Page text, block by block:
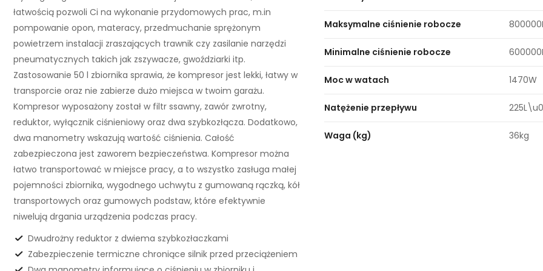
łatwością pozwoli Ci na wykonanie przydomowych prac, m.in
pompowanie opon, materacy, przedmuchanie sprężonym
powietrzem instalacji zraszających trawnik czy zasilanie narzędzi
pneumatycznych takich jak zszywacze, gwoździarki itp.
Zastosowanie 50 l zbiornika sprawia, że kompresor jest lekki, łatwy w
transporcie oraz nie zabierze dużo miejsca w twoim garażu.
Kompresor wyposażony został w filtr ssawny, zawór zwrotny,
reduktor, wyłącznik ciśnieniowy oraz dwa szybkozłącza. Dodatkowo,
dwa manometry wskazują wartość ciśnienia. Całość
zabezpieczona jest zaworem bezpieczeństwa. Kompresor można
łatwo transportować w miejsce pracy, a to wszystko zasługa małej
pojemności zbiornika, wygodnego uchwytu z gumowaną rączką, kół
transportowych oraz gumowych podstaw, które efektywnie
niwelują drgania urządzenia podczas pracy.
Dwudrożny reduktor z dwiema szybkozłaczkami
Zabezpieczenie termiczne chroniące silnik przed przeciążeniem
Maksymalne ciśnienie robocze
Minimalne ciśnienie robocze
Moc w watach 1470W
Natężenie przepływu
Waga (kg) 36kg